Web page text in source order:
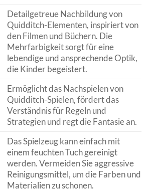
Detailgetreue Nachbildung von
Quidditch-Elementen, inspiriert von
den Filmen und Büchern. Die
Mehrfarbigkeit sorgt für eine
lebendige und ansprechende Optik,
die Kinder begeistert.
Ermöglicht das Nachspielen von
Quidditch-Spielen, fördert das
Verständnis für Regeln und
Strategien und regt die Fantasie an.
Das Spielzeug kann einfach mit
einem feuchten Tuch gereinigt
werden. Vermeiden Sie aggressive
Reinigungsmittel, um die Farben und
Materialien zu schonen.